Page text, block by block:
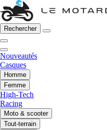
Rechercher
Nouveautés
Casques
Homme
Femme
High-Tech
Racing
Moto & scooter
Tout-terrain